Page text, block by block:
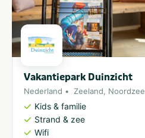
Vakantiepark Duinzicht
Nederland Zeeland, Noordzee
Kids & familie
Strand & zee
Wifi